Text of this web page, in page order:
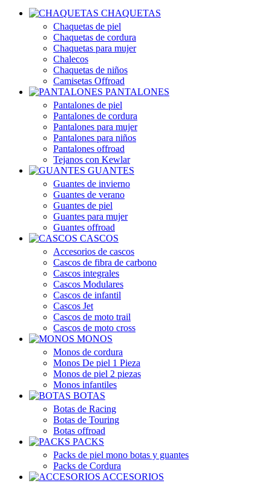
CHAQUETAS
Chaquetas de piel
Chaquetas de cordura
Chaquetas para mujer
Chalecos
Chaquetas de niños
Camisetas Offroad
PANTALONES
Pantalones de piel
Pantalones de cordura
Pantalones para mujer
Pantalones para niños
Pantalones offroad
Tejanos con Kewlar
GUANTES
Guantes de invierno
Guantes de verano
Guantes de piel
Guantes para mujer
Guantes offroad
CASCOS
Accesorios de cascos
Cascos de fibra de carbono
Cascos integrales
Cascos Modulares
Cascos de infantil
Cascos Jet
Cascos de moto trail
Cascos de moto cross
MONOS
Monos de cordura
Monos De piel 1 Pieza
Monos de piel 2 piezas
Monos infantiles
BOTAS
Botas de Racing
Botas de Touring
Botas offroad
PACKS
Packs de piel mono botas y guantes
Packs de Cordura
ACCESORIOS